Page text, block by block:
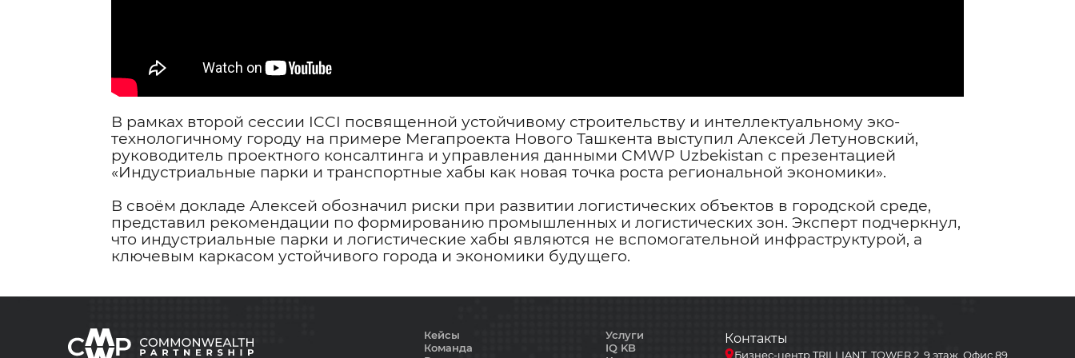
В рамках второй сессии ICCI посвященной устойчивому строительству и интеллектуальному эко-
технологичному городу на примере Мегапроекта Нового Ташкента выступил Алексей Летуновский,
руководитель проектного консалтинга и управления данными CMWP Uzbekistan с презентацией
«Индустриальные парки и транспортные хабы как новая точка роста региональной экономики».
В своём докладе Алексей обозначил риски при развитии логистических объектов в городской среде,
представил рекомендации по формированию промышленных и логистических зон. Эксперт подчеркнул,
что индустриальные парки и логистические хабы являются не вспомогательной инфраструктурой, а
ключевым каркасом устойчивого города и экономики будущего.
Кейсы
Команда
Услуги
IQ KB
Контакты
Бизнес-центр TRILLIANT, TOWER 2, 9 этаж, Офис 89